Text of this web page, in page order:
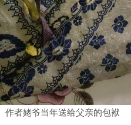
作者姥爷当年送给父亲的包袱